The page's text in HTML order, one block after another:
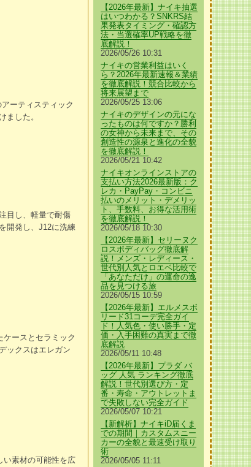
ーティスティック
ました。
目し、軽量で耐傷
開発し、J12に洗練
ースとセラミック
ックスはエレガン
い素材の可能性を広
【2026年最新】ナイキ抽選
はいつわかる？SNKRS結
果発表タイミング・確認方
法・当選確率UP戦略を徹
底解説！
2026/05/26 10:31
ナイキの営業利益はいく
ら？2026年最新速報＆業績
を徹底解説！競合比較から
将来展望まで
2026/05/25 13:06
ナイキのデザインの元にな
ったものは何ですか？勝利
の女神から未来まで、その
創造性の源泉と進化の全貌
を徹底解説！
2026/05/21 10:42
ナイキオンラインストアの
支払い方法2026最新版：ク
レカ・PayPay・コンビニ
払いのメリット・デメリッ
ト、手数料、お得な活用術
を徹底解説！
2026/05/18 10:30
【2026年最新】セリーヌク
ロスボディバッグ徹底解
説！メンズ・レディース・
世代別人気とロエベ比較で
「あなただけ」の運命の逸
品を見つける旅
2026/05/15 10:59
【2026年最新】エルメスボ
リード31コーデ完全ガイ
ド！人気色・使い勝手・定
価・入手困難の真実まで徹
底解説
2026/05/11 10:48
【2026年最新】プラダ バ
ッグ 人気 ランキング徹底
解説！世代別選び方・定
番・寿命・アウトレットま
で失敗しない完全ガイド
2026/05/07 10:21
【新解析】ナイキiD届くま
での期間｜カスタムスニー
カーの全貌と最速受け取り
術
2026/05/05 11:11